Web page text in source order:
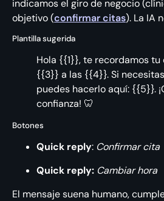
indicamos el giro de negocio
objetivo (confirmar citas). La IA
Plantilla sugerida
Hola {{1}}, te recordamos
{{3}} a las {{4}}. Si
puedes hacerlo aquí: {{5}}.
confianza! 🦷
Botones
Quick reply: Confirmar cita
Quick reply: Cambiar hora
El mensaje suena humano,